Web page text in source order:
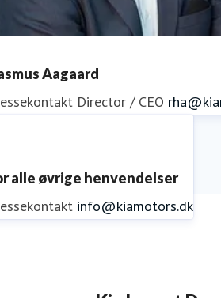
Aagaard
Director / CEO
alle øvrige henvendelser
info@kiamotors.dk